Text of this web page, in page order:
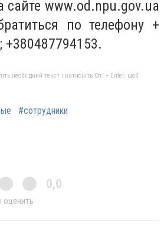
www.od.npu.gov.ua
по телефону +
+380487794153.
необхідний текст і натисніть Ctrl + Enter, щоб
#сотрудники
0,0
оценить